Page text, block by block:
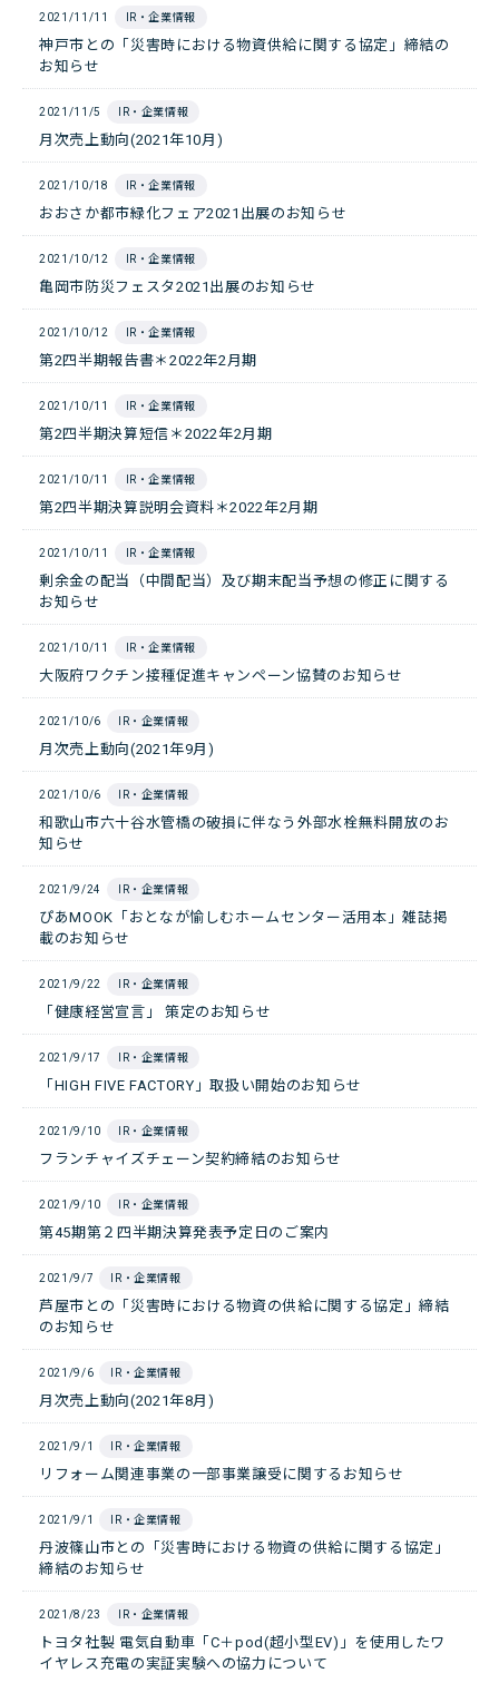
2021/11/11 IR・企業情報
神戸市との「災害時における物資供給に関する協定」締結の
お知らせ
2021/11/5 IR・企業情報
月次売上動向(2021年10月)
2021/10/18 IR・企業情報
おおさか都市緑化フェア2021出展のお知らせ
2021/10/12 IR・企業情報
亀岡市防災フェスタ2021出展のお知らせ
2021/10/12 IR・企業情報
第2四半期報告書＊2022年2月期
2021/10/11 IR・企業情報
第2四半期決算短信＊2022年2月期
2021/10/11 IR・企業情報
第2四半期決算説明会資料＊2022年2月期
2021/10/11 IR・企業情報
剰余金の配当（中間配当）及び期末配当予想の修正に関する
お知らせ
2021/10/11 IR・企業情報
大阪府ワクチン接種促進キャンペーン協賛のお知らせ
2021/10/6 IR・企業情報
月次売上動向(2021年9月)
2021/10/6 IR・企業情報
和歌山市六十谷水管橋の破損に伴なう外部水栓無料開放のお
知らせ
2021/9/24 IR・企業情報
ぴあMOOK「おとなが愉しむホームセンター活用本」雑誌掲
載のお知らせ
2021/9/22 IR・企業情報
「健康経営宣言」 策定のお知らせ
2021/9/17 IR・企業情報
「HIGH FIVE FACTORY」取扱い開始のお知らせ
2021/9/10 IR・企業情報
フランチャイズチェーン契約締結のお知らせ
2021/9/10 IR・企業情報
第45期第２四半期決算発表予定日のご案内
2021/9/7 IR・企業情報
芦屋市との「災害時における物資の供給に関する協定」締結
のお知らせ
2021/9/6 IR・企業情報
月次売上動向(2021年8月)
2021/9/1 IR・企業情報
リフォーム関連事業の一部事業譲受に関するお知らせ
2021/9/1 IR・企業情報
丹波篠山市との「災害時における物資の供給に関する協定」
締結のお知らせ
2021/8/23 IR・企業情報
トヨタ社製 電気自動車「C＋pod(超小型EV)」を使用したワ
イヤレス充電の実証実験への協力について